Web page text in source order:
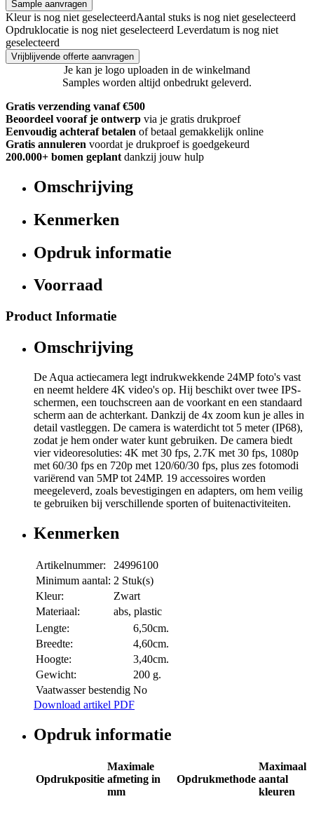
Sample aanvragen
Kleur is nog niet geselecteerdAantal stuks is nog niet geselecteerd
Opdruklocatie is nog niet geselecteerd Leverdatum is nog niet
geselecteerd
Vrijblijvende offerte aanvragen
Je kan je logo uploaden in de winkelmand
Samples worden altijd onbedrukt geleverd.
Gratis verzending vanaf €500
Beoordeel vooraf je ontwerp via je gratis drukproef
Eenvoudig achteraf betalen of betaal gemakkelijk online
Gratis annuleren voordat je drukproef is goedgekeurd
200.000+ bomen geplant dankzij jouw hulp
Omschrijving
Kenmerken
Opdruk informatie
Voorraad
Product Informatie
Omschrijving
De Aqua actiecamera legt indrukwekkende 24MP foto's vast
en neemt heldere 4K video's op. Hij beschikt over twee IPS-
schermen, een touchscreen aan de voorkant en een standaard
scherm aan de achterkant. Dankzij de 4x zoom kun je alles in
detail vastleggen. De camera is waterdicht tot 5 meter (IP68),
zodat je hem onder water kunt gebruiken. De camera biedt
vier videoresoluties: 4K met 30 fps, 2.7K met 30 fps, 1080p
met 60/30 fps en 720p met 120/60/30 fps, plus zes fotomodi
variërend van 5MP tot 24MP. 19 accessoires worden
meegeleverd, zoals bevestigingen en adapters, om hem veilig
te gebruiken bij verschillende sporten of buitenactiviteiten.
Kenmerken
Artikelnummer:
24996100
Minimum aantal: 2 Stuk(s)
Kleur:
Zwart
Materiaal:
abs, plastic
Lengte:
6,50cm.
Breedte:
4,60cm.
Hoogte:
3,40cm.
Gewicht:
200 g.
Vaatwasser bestendig No
Download artikel PDF
Opdruk informatie
Opdrukpositie
Maximale
afmeting in
mm
Opdrukmethode
Maximaal
aantal
kleuren